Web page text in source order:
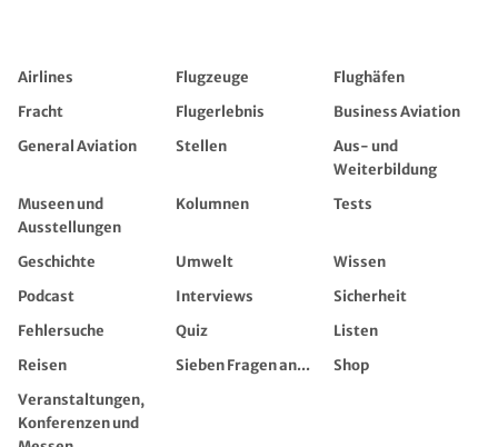
Airlines Flugzeuge
Flughäfen
Fracht
Flugerlebnis
Business Aviation
General Aviation
Stellen
Aus- und
Weiterbildung
Museen und
Ausstellungen
Kolumnen Tests
Geschichte Umwelt
Wissen
Podcast
Interviews
Sicherheit
Fehlersuche
Quiz
Listen
Reisen
Sieben Fragen an...
Shop
Veranstaltungen,
Konferenzen und